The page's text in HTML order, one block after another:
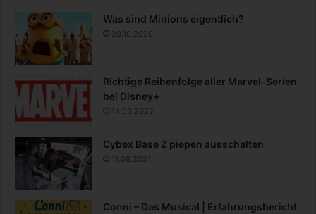
Was sind Minions eigentlich?
20.10.2020
Richtige Reihenfolge aller Marvel-Serien
bei Disney+
14.03.2022
Cybex Base Z piepen ausschalten
11.08.2021
Conni – Das Musical | Erfahrungsbericht